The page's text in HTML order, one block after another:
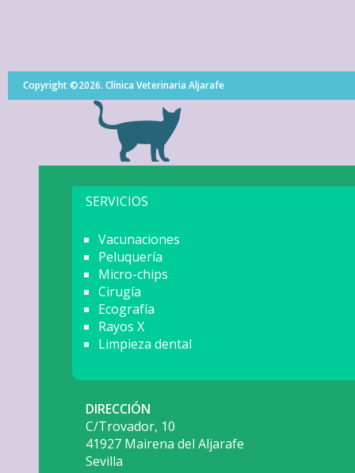
Copyright ©2026. Clínica Veterinaria Aljarafe
SERVICIOS
Vacunaciones
Peluquería
Micro-chips
Cirugía
Ecografía
Rayos X
Limpieza dental
DIRECCIÓN
C/Trovador, 10
41927 Mairena del Aljarafe
Sevilla